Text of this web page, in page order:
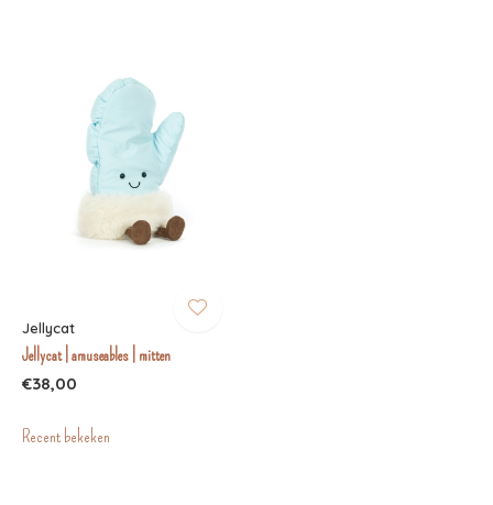
Jellycat
Jellycat | amuseables | mitten
€38,00
Recent bekeken